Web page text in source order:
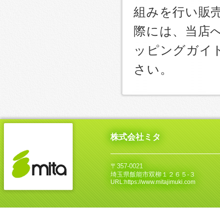
組みを行い販
際には、当店
ッピングガイ
さい。
株式会社ミタ
〒357-0021
埼玉県飯能市双柳１２６５‐３
URL:https://www.mitajimuki.com